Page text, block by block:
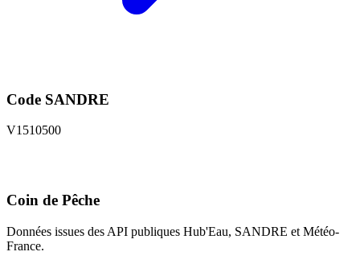
Code SANDRE
V1510500
Coin de Pêche
Données issues des API publiques Hub'Eau, SANDRE et Météo-
France.